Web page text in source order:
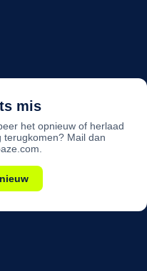
mis
het opnieuw of herlaad
terugkomen? Mail dan